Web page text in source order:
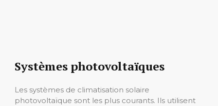
Systèmes photovoltaïques
Les systèmes de climatisation solaire
photovoltaïque sont les plus courants. Ils utilisent